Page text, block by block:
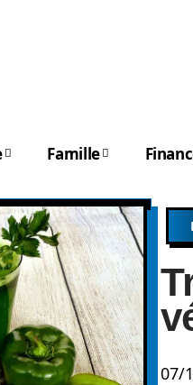
Famille
07/